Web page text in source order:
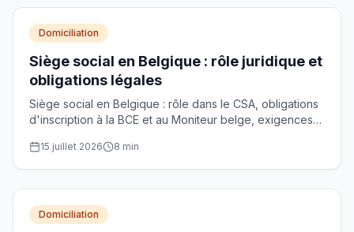
Domiciliation
Siège social en Belgique : rôle juridique et
obligations légales
Siège social en Belgique : rôle dans le CSA, obligations
d'inscription à la BCE et au Moniteur belge, exigences
15 juillet 2026 8 min
Domiciliation